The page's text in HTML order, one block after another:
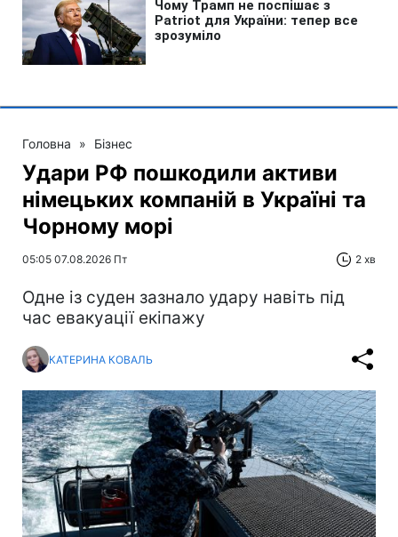
Головна » Бізнес
Удари РФ пошкодили активи
німецьких компаній в Україні та
Чорному морі
05:05 07.08.2026 Пт 2 хв
Одне із суден зазнало удару навіть під
час евакуації екіпажу
КАТЕРИНА КОВАЛЬ